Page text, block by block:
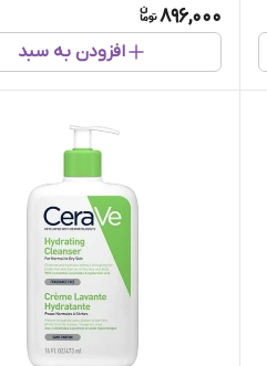
896,000
افزودن به سبد